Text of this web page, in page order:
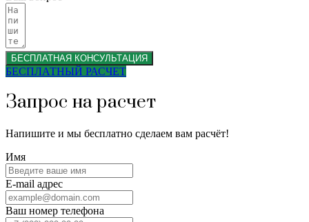
БЕСПЛАТНАЯ КОНСУЛЬТАЦИЯ
БЕСПЛАТНЫЙ РАСЧЕТ
Запрос на расчет
Напишите и мы бесплатно сделаем вам расчёт!
Имя
E-mail адрес
Ваш номер телефона